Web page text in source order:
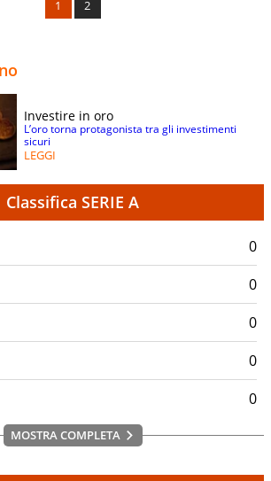
1 2
Investire in oro
L’oro torna protagonista tra gli investimenti
sicuri
LEGGI
Classifica SERIE A
0
0
0
0
0
MOSTRA COMPLETA